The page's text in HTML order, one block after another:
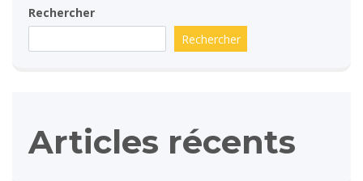
l’article
Rechercher
Rechercher
Articles récents